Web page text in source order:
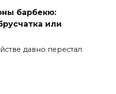
барбекю:
или
давно перестал